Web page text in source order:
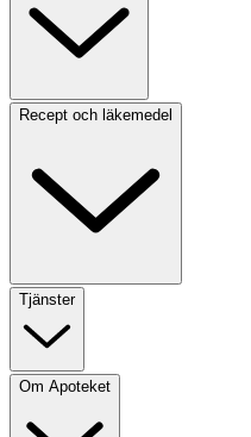
Recept och läkemedel
Tjänster
Om Apoteket